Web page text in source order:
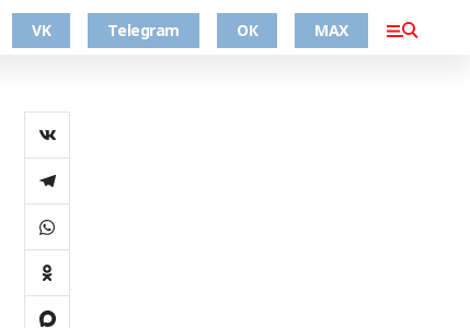
VK Telegram ОК MAX